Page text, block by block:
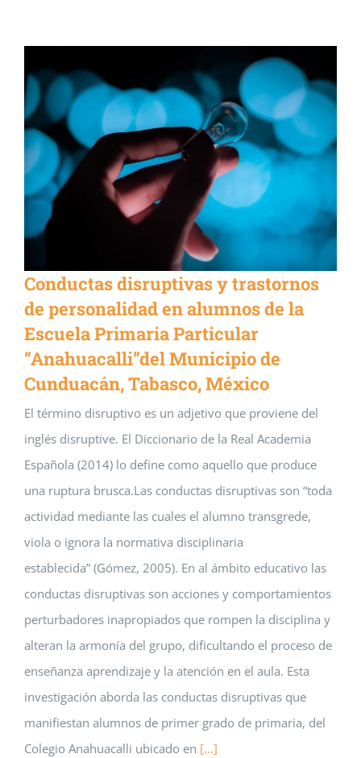
Conductas disruptivas y trastornos
de personalidad en alumnos de la
Escuela Primaria Particular
“Anahuacalli”del Municipio de
Cunduacán, Tabasco, México
El término disruptivo es un adjetivo que proviene del
inglés disruptive. El Diccionario de la Real Academia
Española (2014) lo define como aquello que produce
una ruptura brusca.Las conductas disruptivas son “toda
actividad mediante las cuales el alumno transgrede,
viola o ignora la normativa disciplinaria
establecida” (Gómez, 2005). En al ámbito educativo las
conductas disruptivas son acciones y comportamientos
perturbadores inapropiados que rompen la disciplina y
alteran la armonía del grupo, dificultando el proceso de
enseñanza aprendizaje y la atención en el aula. Esta
investigación aborda las conductas disruptivas que
manifiestan alumnos de primer grado de primaria, del
Colegio Anahuacalli ubicado en [...]